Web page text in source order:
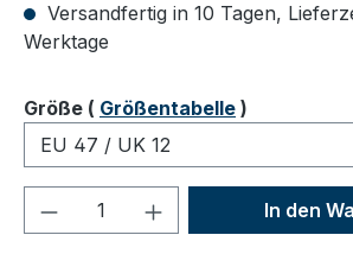
Versandfertig in 10 Tagen,
Werktage
Größeauswählen
( Größentabelle )
Produkt Anzahl: GibIn den